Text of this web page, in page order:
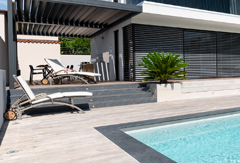
Poslovni in javni objekti
Segrevanje sanitarne vode
Ogrevanje in hlajenje poslovnih
prostorov
Izkoriščanje odpadne toplote
Po meri
Portal za partnerje
Vir informacij in orodja za
pomoč pooblaščenim
partnerjem